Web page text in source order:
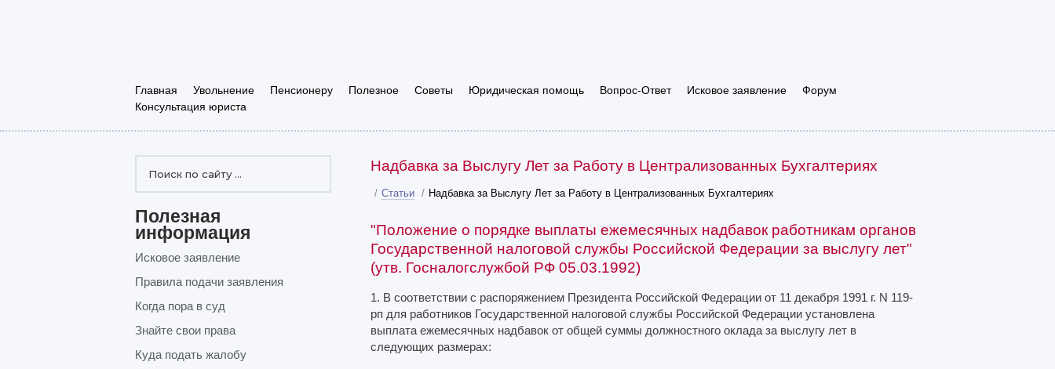
Главная Увольнение Пенсионеру Полезное Советы Юридическая помощь Вопрос-Ответ Исковое заявление
Форум
Консультация юриста
Надбавка за Выслугу Лет за Работу в Централизованных Бухгалтериях
/ Статьи / Надбавка за Выслугу Лет за Работу в Централизованных Бухгалтериях
"Положение о порядке выплаты ежемесячных надбавок работникам органов
Государственной налоговой службы Российской Федерации за выслугу лет"
(утв. Госналогслужбой РФ 05.03.1992)
1. В соответствии с распоряжением Президента Российской Федерации от 11 декабря 1991 г. N 119-
рп для работников Государственной налоговой службы Российской Федерации установлена
выплата ежемесячных надбавок от общей суммы должностного оклада за выслугу лет в
следующих размерах:
Полезная
информация
Исковое заявление
Правила подачи заявления
Когда пора в суд
Знайте свои права
Куда подать жалобу